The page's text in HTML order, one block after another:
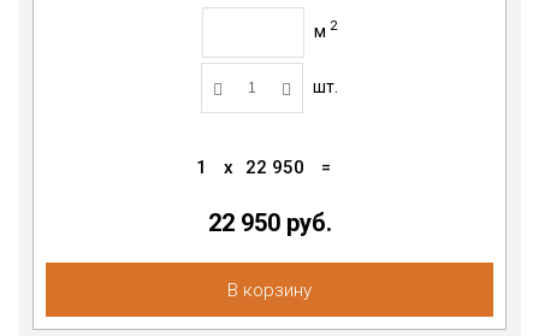
м 2
шт.
1 x 22 950 =
22 950 руб.
В корзину